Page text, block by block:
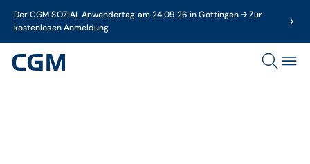
Der CGM SOZIAL Anwendertag am 24.09.26 in Göttingen → Zur
kostenlosen Anmeldung